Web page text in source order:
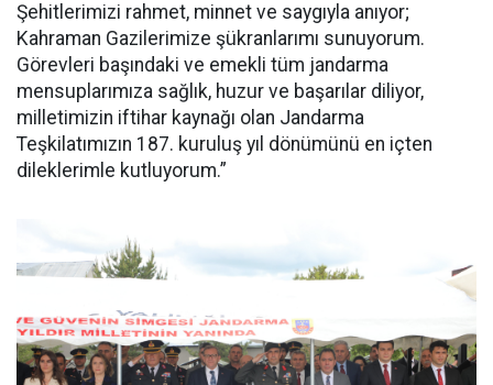
Şehitlerimizi rahmet, minnet ve saygıyla anıyor;
Kahraman Gazilerimize şükranlarımı sunuyorum.
Görevleri başındaki ve emekli tüm jandarma
mensuplarımıza sağlık, huzur ve başarılar diliyor,
milletimizin iftihar kaynağı olan Jandarma
Teşkilatımızın 187. kuruluş yıl dönümünü en içten
dileklerimle kutluyorum.”